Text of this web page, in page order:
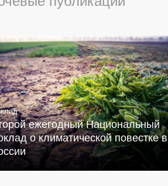
ежегодный Национальный
о климатической повестке в